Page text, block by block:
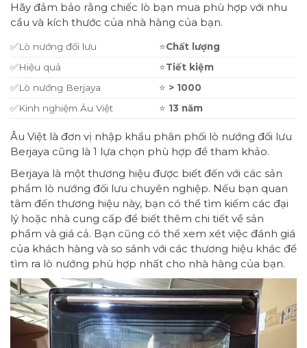
Hãy đảm bảo rằng chiếc lò bạn mua phù hợp với nhu
cầu và kích thước của nhà hàng của bạn.
✅Lò nướng đối lưu ⭐Chất lượng
✅Hiệu quả
⭐Tiết kiệm
✅Lò nướng Berjaya
⭐ > 1000
✅Kinh nghiệm Âu Việt
⭐ 13 năm
Âu Việt là đơn vị nhập khẩu phân phối lò nướng đối lưu
Berjaya cũng là 1 lựa chọn phù hợp để tham khảo.
Berjaya là một thương hiệu được biết đến với các sản
phẩm lò nướng đối lưu chuyên nghiệp. Nếu bạn quan
tâm đến thương hiệu này, bạn có thể tìm kiếm các đại
lý hoặc nhà cung cấp để biết thêm chi tiết về sản
phẩm và giá cả. Bạn cũng có thể xem xét việc đánh giá
của khách hàng và so sánh với các thương hiệu khác để
tìm ra lò nướng phù hợp nhất cho nhà hàng của bạn.